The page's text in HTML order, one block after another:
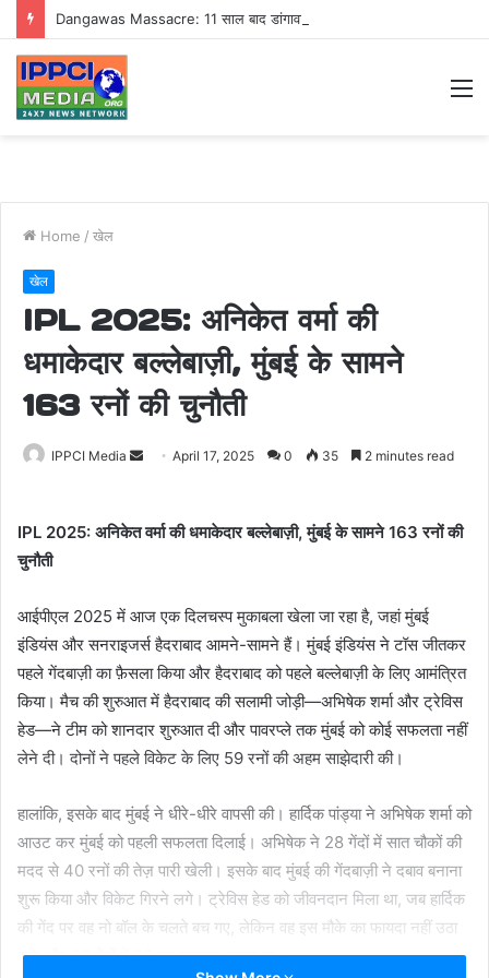
Home / खेल
खेल
IPL 2025: अनिकेत वर्मा की
धमाकेदार बल्लेबाज़ी, मुंबई के सामने
163 रनों की चुनौती
IPPCI Media
SendApril 17, 2025 0 35 2 minutes read
IPL 2025: अनिकेत वर्मा की धमाकेदार बल्लेबाज़ी, मुंबई के सामने 163 रनों की
चुनौती
आईपीएल 2025 में आज एक दिलचस्प मुकाबला खेला जा रहा है, जहां मुंबई
इंडियंस और सनराइजर्स हैदराबाद आमने-सामने हैं। मुंबई इंडियंस ने टॉस जीतकर
पहले गेंदबाज़ी का फ़ैसला किया और हैदराबाद को पहले बल्लेबाज़ी के लिए आमंत्रित
किया। मैच की शुरुआत में हैदराबाद की सलामी जोड़ी—अभिषेक शर्मा और ट्रेविस
हेड—ने टीम को शानदार शुरुआत दी और पावरप्ले तक मुंबई को कोई सफलता नहीं
लेने दी। दोनों ने पहले विकेट के लिए 59 रनों की अहम साझेदारी की।
हालांकि, इसके बाद मुंबई ने धीरे-धीरे वापसी की। हार्दिक पांड्या ने अभिषेक शर्मा को
आउट कर मुंबई को पहली सफलता दिलाई। अभिषेक ने 28 गेंदों में सात चौकों की
मदद से 40 रनों की तेज़ पारी खेली। इसके बाद मुंबई की गेंदबाज़ी ने दबाव बनाना
शुरू किया और विकेट गिरने लगे। ट्रेविस हेड को जीवनदान मिला था, जब हार्दिक
की गेंद पर वह नो बॉल के चलते बच गए, लेकिन वह इस मौके का फायदा नहीं उठा
सके और 29 गेंदों में 28 रन बनाकर आउट हुए।